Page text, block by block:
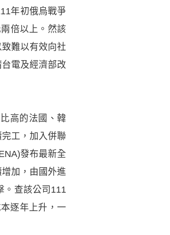
年初俄烏戰爭
倍以上。然該
難以有效向社
電及經濟部改
高的法國、韓
工，加入併聯
發布最新全
加，由國外進
。查該公司111
逐年上升，一